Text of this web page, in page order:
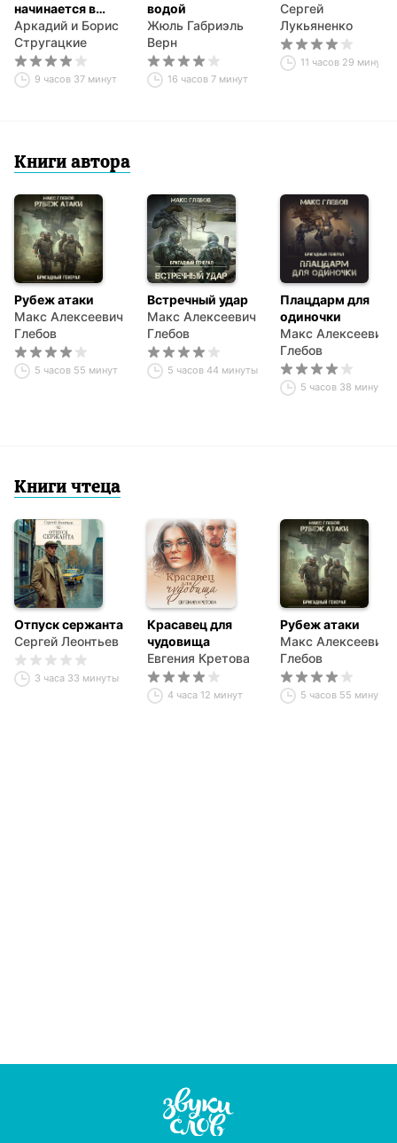
начинается в
субботу
Аркадий и Борис
Стругацкие
9 часов 37 минут
водой
Жюль Габриэль
Верн
16 часов 7 минут
Сергей
Лукьяненко
11 часов 29 минут
Книги автора
Рубеж атаки
Макс Алексеевич
Глебов
5 часов 55 минут
Встречный удар
Макс Алексеевич
Глебов
5 часов 44 минуты
Плацдарм для
одиночки
Макс Алексеевич
Глебов
5 часов 38 минут
Книги чтеца
Отпуск сержанта
Сергей Леонтьев
3 часа 33 минуты
Красавец для
чудовища
Евгения Кретова
4 часа 12 минут
Рубеж атаки
Макс Алексеевич
Глебов
5 часов 55 минут